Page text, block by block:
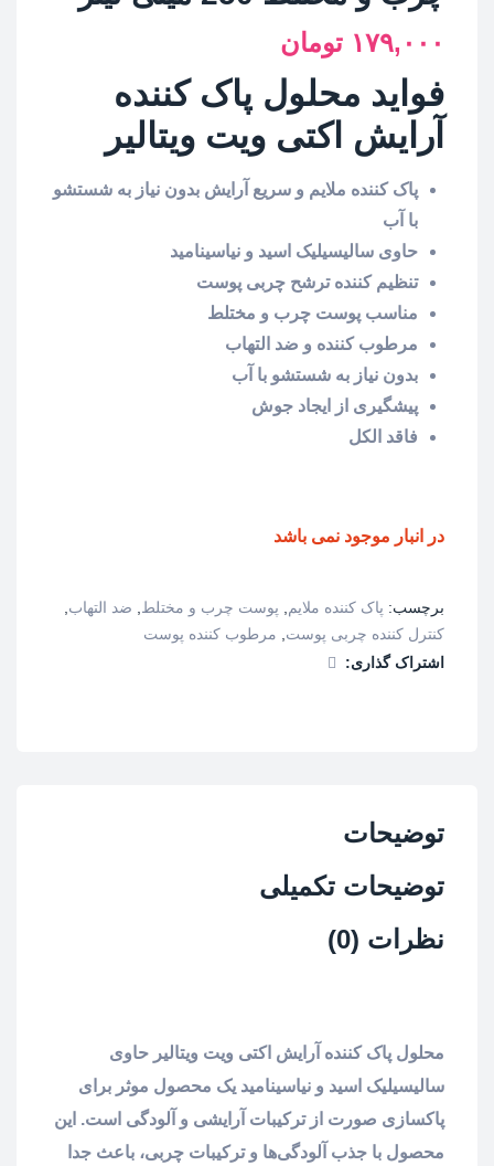
۱۷۹,۰۰۰ تومان
فواید محلول پاک کننده
آرایش اکتی ویت ویتالیر
پاک کننده ملایم و سریع آرایش بدون نیاز به شستشو
با آب
حاوی سالیسیلیک اسید و نیاسینامید
تنظیم کننده ترشح چربی پوست
مناسب پوست چرب و مختلط
مرطوب کننده و ضد التهاب
بدون نیاز به شستشو با آب
پیشگیری از ایجاد جوش
فاقد الکل
در انبار موجود نمی باشد
برچسب: پاک کننده ملایم, پوست چرب و مختلط, ضد التهاب,
کنترل کننده چربی پوست, مرطوب کننده پوست
اشتراک گذاری:
توضیحات
توضیحات تکمیلی
نظرات (0)
محلول پاک کننده آرایش اکتی ویت ویتالیر حاوی
سالیسیلیک اسید و نیاسینامید یک محصول موثر برای
پاکسازی صورت از ترکیبات آرایشی و آلودگی است. این
محصول با جذب آلودگی‌ها و ترکیبات چربی، باعث جدا